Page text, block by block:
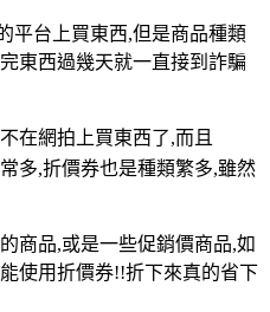
平台上買東西,但是商品種類
東西過幾天就一直接到詐騙
在網拍上買東西了,而且
多,折價券也是種類繁多,雖然
商品,或是一些促銷價商品,如
使用折價券!!折下來真的省下